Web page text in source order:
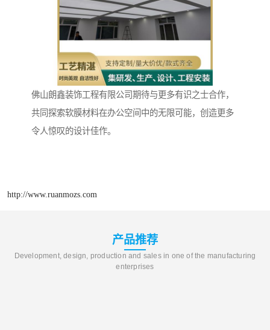
佛山朗鑫装饰工程有限公司期待与更多有识之士合作，
共同探索软膜材料在办公空间中的无限可能，创造更多
令人惊叹的设计佳作。
http://www.ruanmozs.com
产品推荐
Development, design, production and sales in one of the manufacturing
enterprises